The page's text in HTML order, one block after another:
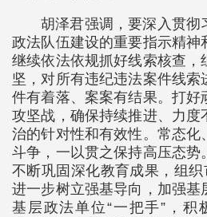
胡泽君强调，要深入贯彻
政法队伍建设的重要指示精神
继续依法依规抓好线索核查，
坚，对所有违纪违法案件线
件有着落、案案有结果。打好
攻坚战，确保持续推进、力度
治的针对性和有效性。常态化
斗争，一以贯之保持高压态势
不断巩固深化教育成果，组织
进一步树立强基导向，加强基
基层政法单位“一把手”，积